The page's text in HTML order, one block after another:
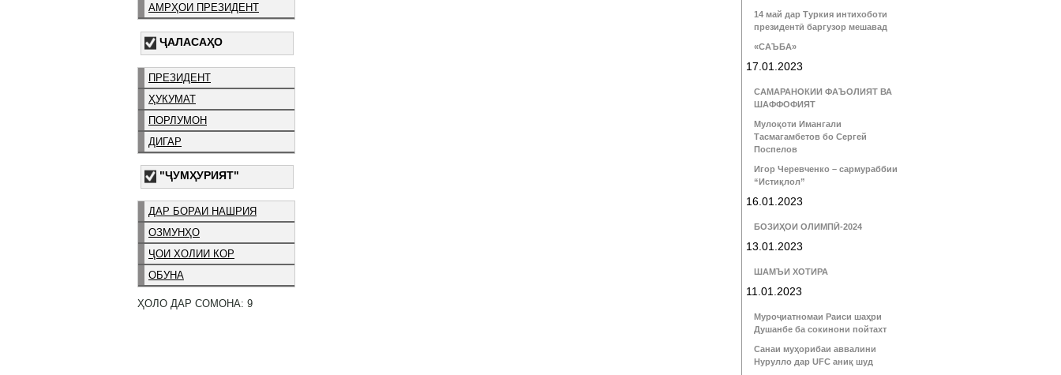
АМРҲОИ ПРЕЗИДЕНТ
ҶАЛАСАҲО
ПРЕЗИДЕНТ
ҲУКУМАТ
ПОРЛУМОН
ДИГАР
"ҶУМҲУРИЯТ"
ДАР БОРАИ НАШРИЯ
ОЗМУНҲО
ҶОИ ХОЛИИ КОР
ОБУНА
ҲОЛО ДАР СОМОНА: 9
14 май дар Туркия интихоботи
президентӣ баргузор мешавад
«САЪБА»
17.01.2023
САМАРАНОКИИ ФАЪОЛИЯТ ВА
ШАФФОФИЯТ
Мулоқоти Имангали
Тасмагамбетов бо Сергей
Поспелов
Игор Черевченко – сармураббии
“Истиқлол”
16.01.2023
БОЗИҲОИ ОЛИМПӢ-2024
13.01.2023
ШАМЪИ ХОТИРА
11.01.2023
Муроҷиатномаи Раиси шаҳри
Душанбе ба сокинони пойтахт
Санаи муҳорибаи аввалини
Нурулло дар UFC аниқ шуд